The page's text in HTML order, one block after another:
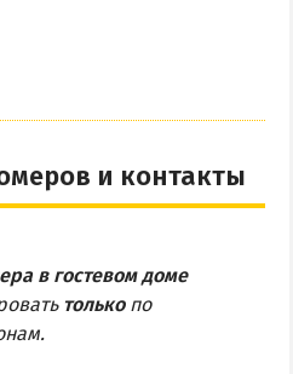
и контакты
в гостевом доме
толькопо